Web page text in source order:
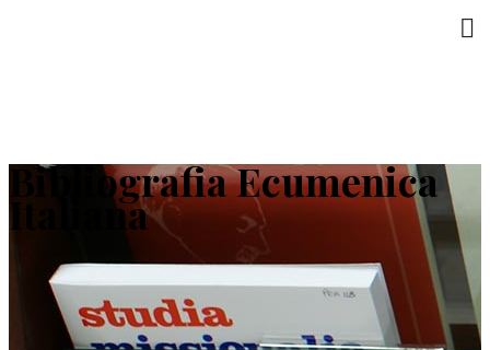
Bibliografia Ecumenica
Italiana